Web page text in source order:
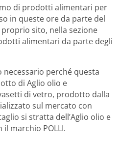
di prodotti alimentari per
in queste ore da parte del
sito, nella sezione
alimentari da parte degli
perché questa
di Aglio olio e
di vetro, prodotto dalla
sul mercato con
si stratta dell’Aglio olio e
marchio POLLI.